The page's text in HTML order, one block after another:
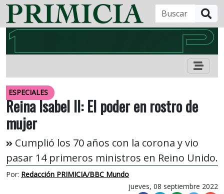
ESPECIALES
Reina Isabel II: El poder en rostro de
mujer
Cumplió los 70 años con la corona y vio
pasar 14 primeros ministros en Reino Unido.
Por: Redacción PRIMICIA/BBC Mundo
jueves, 08 septiembre 2022